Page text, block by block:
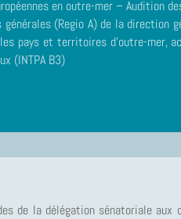
en outre-mer – Audition
(Regio A) de la direction
pays et territoires d’outre-mer,
(INTPA B3)
de la délégation sénatoriale aux